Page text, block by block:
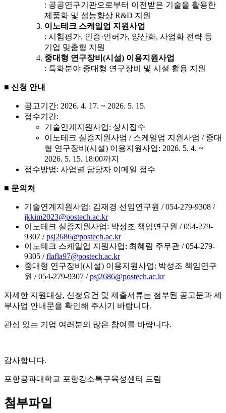
: 공공연구기관으로부터 이전받은 기술을 활용한
제품화 및 성능향상 R&D 지원
이노테크 스케일업 지원사업
: 시험평가, 인증·인허가, 양산화, 사업화 전략 등
기업 맞춤형 지원
중대형 연구장비(시설) 이용지원사업
: 특화분야 중대형 연구장비 및 시설 활용 지원
■ 신청 안내
공고기간: 2026. 4. 17. ~ 2026. 5. 15.
접수기간:
기술연계지원사업: 상시접수
이노테크 실증지원사업 / 스케일업 지원사업 / 중대
형 연구장비(시설) 이용지원사업: 2026. 5. 4. ~
2026. 5. 15. 18:00까지
접수방법: 사업별 담당자 이메일 접수
■ 문의처
기술연계지원사업: 김재경 선임연구원 / 054-279-9308 /
jkkim2023@postech.ac.kr
이노테크 실증지원사업: 박성조 책임연구원 / 054-279-
9307 /psj2686@postech.ac.kr
이노테크 스케일업 지원사업: 최혜림 주무관 / 054-279-
9305 /flafla97@postech.ac.kr
중대형 연구장비(시설) 이용지원사업: 박성조 책임연구
원 / 054-279-9307 /psj2686@postech.ac.kr
자세한 지원대상, 신청요건 및 제출서류는 첨부된 공고문과 세
부사업 안내문을 확인해 주시기 바랍니다.
관심 있는 기업 여러분의 많은 참여를 바랍니다.
감사합니다.
포항공과대학교 포항강소특구육성센터 드림
첨부파일